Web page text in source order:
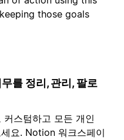
those goals
를 정리, 관리, 팔로
스텀하고 모든 개인
요. Notion 워크스페이